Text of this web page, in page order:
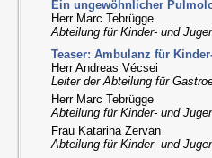
Ein ungewöhnlicher
Herr Marc Tebrügge
Abteilung für Kinder- und
Teaser: Ambulanz für
Herr Andreas Vécsei
Leiter der Abteilung für
Herr Marc Tebrügge
Abteilung für Kinder- und
Frau Katarina Zervan
Abteilung für Kinder- und